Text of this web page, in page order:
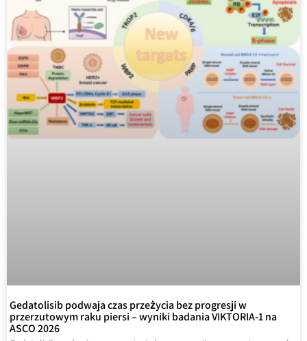
Gedatolisib podwaja czas przeżycia bez progresji w
przerzutowym raku piersi – wyniki badania VIKTORIA-1 na
ASCO 2026